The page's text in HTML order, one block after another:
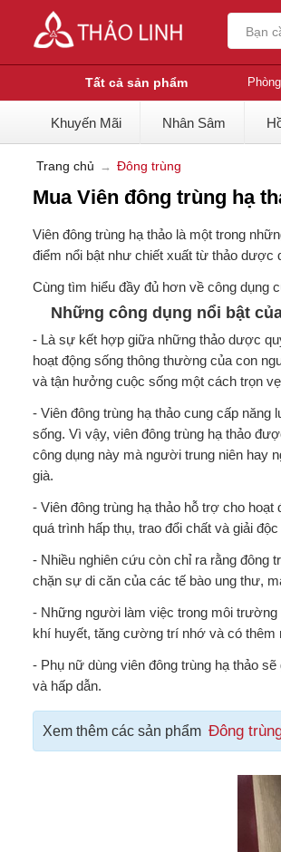
Tất cả sản phẩm
Khuyến Mãi Nhân Sâm
Trang chủ Đông trùng
Mua Viên đông trùng hạ
Viên đông trùng hạ thảo là một trong
điểm nổi bật như chiết xuất từ thảo dược
Cùng tìm hiểu đầy đủ hơn về công dụng
Những công dụng nổi bật
- Là sự kết hợp giữa những thảo dược
hoạt động sống thông thường của con
và tận hưởng cuộc sống một cách trọn
- Viên đông trùng hạ thảo cung cấp
sống. Vì vậy, viên đông trùng hạ thảo
công dụng này mà người trung niên hay
già.
- Viên đông trùng hạ thảo hỗ trợ cho
quá trình hấp thụ, trao đổi chất và giải
- Nhiều nghiên cứu còn chỉ ra rằng đông
chặn sự di căn của các tế bào ung thư,
- Những người làm việc trong môi trường
khí huyết, tăng cường trí nhớ và có
- Phụ nữ dùng viên đông trùng hạ thảo
và hấp dẫn.
Xem thêm các sản phẩm Đông